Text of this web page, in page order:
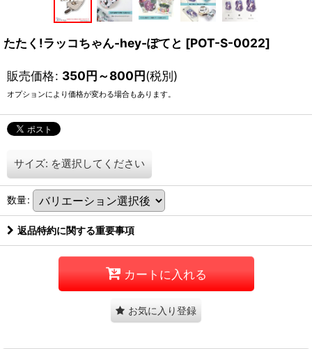
たたく!ラッコちゃん-hey-ぽてと [POT-S-0022]
販売価格: 350円～800円(税別)
オプションにより価格が変わる場合もあります。
サイズ: を選択してください
数量:
返品特約に関する重要事項
カートに入れる
お気に入り登録